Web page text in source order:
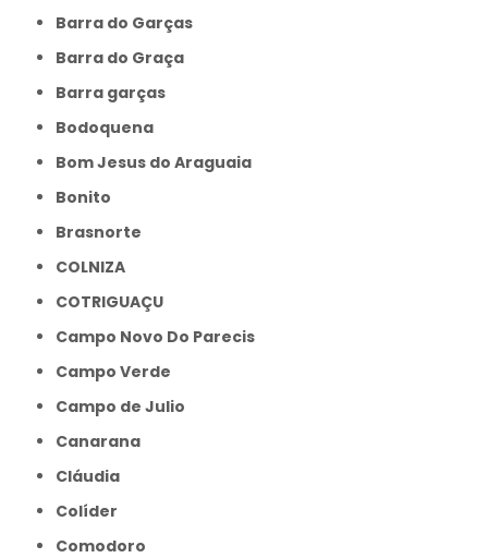
Barra do Garças
Barra do Graça
Barra garças
Bodoquena
Bom Jesus do Araguaia
Bonito
Brasnorte
COLNIZA
COTRIGUAÇU
Campo Novo Do Parecis
Campo Verde
Campo de Julio
Canarana
Cláudia
Colíder
Comodoro